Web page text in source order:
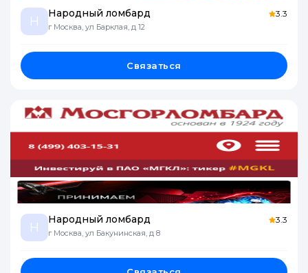
Н
Народный ломбард
г Москва, ул Барклая, д 12
3.3
Связаться
Н
Народный ломбард
г Москва, ул Бакунинская, д 8
3.3